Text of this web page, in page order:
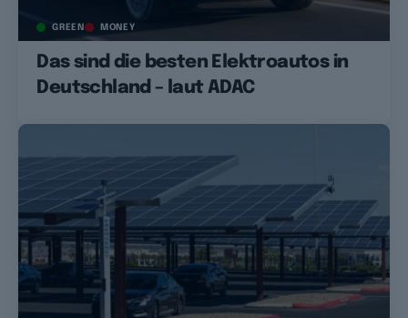
GREEN MONEY
Das sind die besten Elektroautos in
Deutschland – laut ADAC